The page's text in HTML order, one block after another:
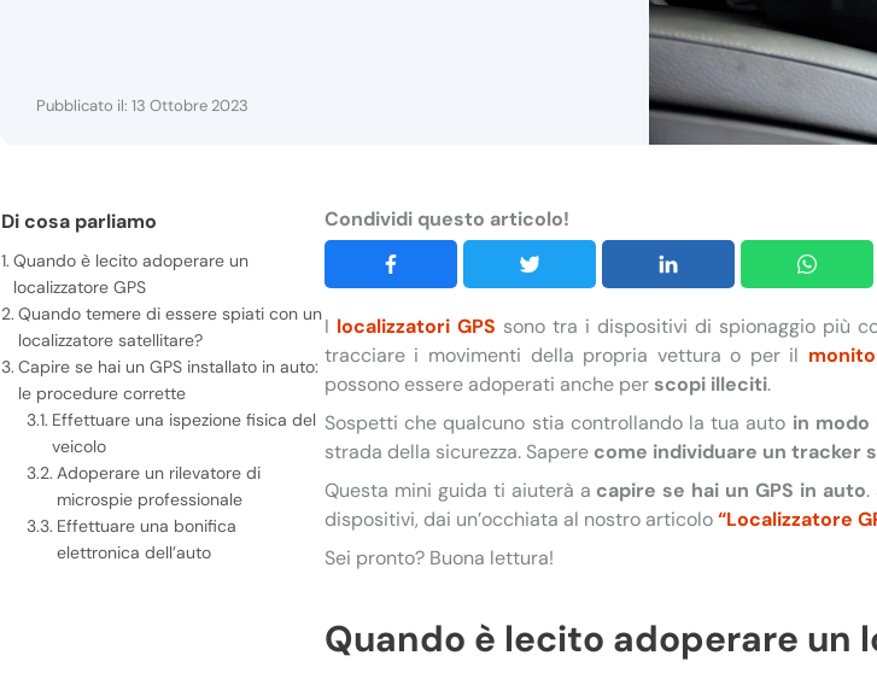
Pubblicato il: 13 Ottobre 2023
Di cosa parliamo
Quando è lecito adoperare un
localizzatore GPS
Quando temere di essere spiati con un
localizzatore satellitare?
Capire se hai un GPS installato in auto:
le procedure corrette
Effettuare una ispezione fisica del
veicolo
Adoperare un rilevatore di
microspie professionale
Effettuare una bonifica
elettronica dell’auto
Condividi questo articolo!
I localizzatori GPS sono tra i dispositivi di spionaggio più
tracciare i movimenti della propria vettura o per il
possono essere adoperati anche per scopi illeciti.
Sospetti che qualcuno stia controllando la tua auto in modo
strada della sicurezza. Sapere come individuare un tracker
Questa mini guida ti aiuterà a capire se hai un GPS in auto.
dispositivi, dai un’occhiata al nostro articolo“Localizzatore
Sei pronto? Buona lettura!
Quando è lecito adoperare un